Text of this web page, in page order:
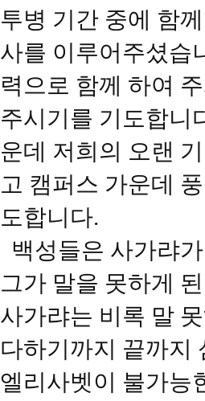
투병 기간 중에 함
사를 이루어주셨습
력으로 함께 하여
주시기를 기도합니
운데 저희의 오랜
고 캠퍼스 가운데
도합니다.
백성들은 사가랴
그가 말을 못하게
사가랴는 비록 말
다하기까지 끝까지
엘리사벳이 불가능